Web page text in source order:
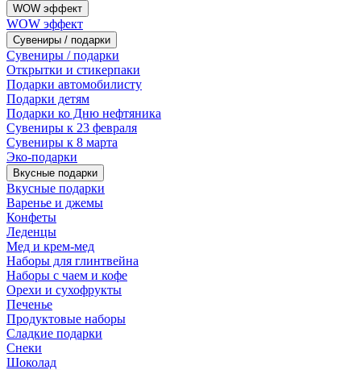
WOW эффект
WOW эффект
Сувениры / подарки
Сувениры / подарки
Открытки и стикерпаки
Подарки автомобилисту
Подарки детям
Подарки ко Дню нефтяника
Сувениры к 23 февраля
Сувениры к 8 марта
Эко-подарки
Вкусные подарки
Вкусные подарки
Варенье и джемы
Конфеты
Леденцы
Мед и крем-мед
Наборы для глинтвейна
Наборы с чаем и кофе
Орехи и сухофрукты
Печенье
Продуктовые наборы
Сладкие подарки
Снеки
Шоколад